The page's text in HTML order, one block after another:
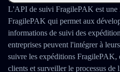
L'API de suivi FragilePAK est une
FragilePAK qui permet aux
informations de suivi des
entreprises peuvent l'intégrer à
suivre les expéditions FragilePAK,
clients et surveiller le processus de